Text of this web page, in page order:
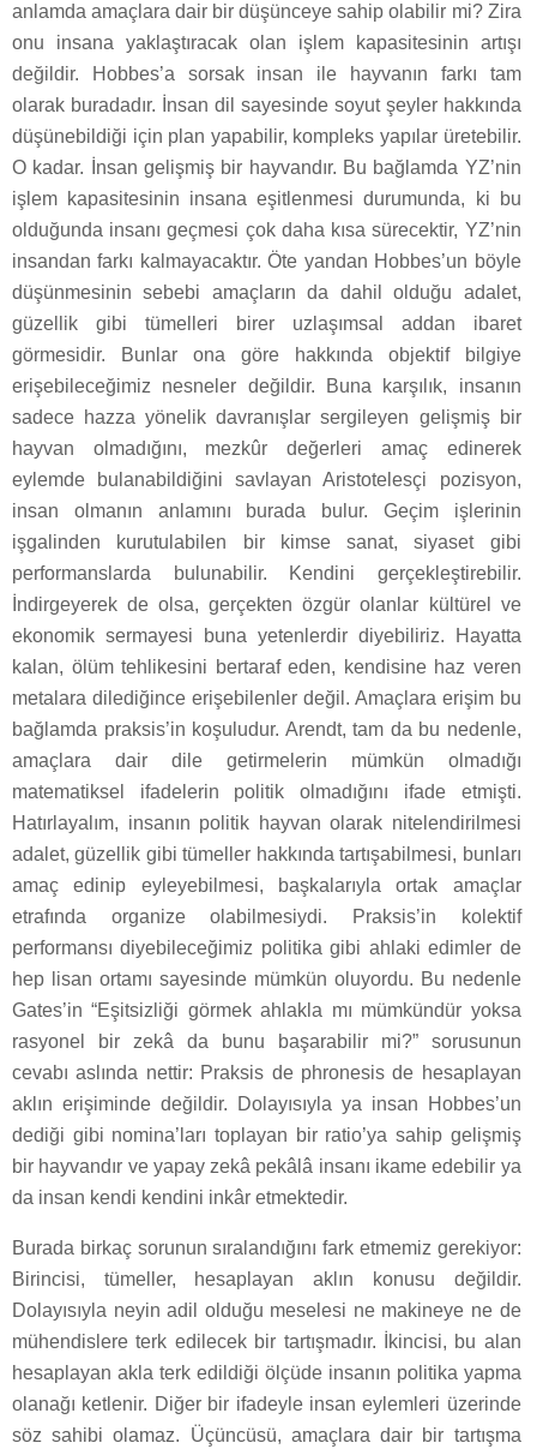
anlamda amaçlara dair bir düşünceye sahip olabilir mi? Zira
onu insana yaklaştıracak olan işlem kapasitesinin artışı
değildir. Hobbes’a sorsak insan ile hayvanın farkı tam
olarak buradadır. İnsan dil sayesinde soyut şeyler hakkında
düşünebildiği için plan yapabilir, kompleks yapılar üretebilir.
O kadar. İnsan gelişmiş bir hayvandır. Bu bağlamda YZ’nin
işlem kapasitesinin insana eşitlenmesi durumunda, ki bu
olduğunda insanı geçmesi çok daha kısa sürecektir, YZ’nin
insandan farkı kalmayacaktır. Öte yandan Hobbes’un böyle
düşünmesinin sebebi amaçların da dahil olduğu adalet,
güzellik gibi tümelleri birer uzlaşımsal addan ibaret
görmesidir. Bunlar ona göre hakkında objektif bilgiye
erişebileceğimiz nesneler değildir. Buna karşılık, insanın
sadece hazza yönelik davranışlar sergileyen gelişmiş bir
hayvan olmadığını, mezkûr değerleri amaç edinerek
eylemde bulanabildiğini savlayan Aristotelesçi pozisyon,
insan olmanın anlamını burada bulur. Geçim işlerinin
işgalinden kurutulabilen bir kimse sanat, siyaset gibi
performanslarda bulunabilir. Kendini gerçekleştirebilir.
İndirgeyerek de olsa, gerçekten özgür olanlar kültürel ve
ekonomik sermayesi buna yetenlerdir diyebiliriz. Hayatta
kalan, ölüm tehlikesini bertaraf eden, kendisine haz veren
metalara dilediğince erişebilenler değil. Amaçlara erişim bu
bağlamda praksis’in koşuludur. Arendt, tam da bu nedenle,
amaçlara dair dile getirmelerin mümkün olmadığı
matematiksel ifadelerin politik olmadığını ifade etmişti.
Hatırlayalım, insanın politik hayvan olarak nitelendirilmesi
adalet, güzellik gibi tümeller hakkında tartışabilmesi, bunları
amaç edinip eyleyebilmesi, başkalarıyla ortak amaçlar
etrafında organize olabilmesiydi. Praksis’in kolektif
performansı diyebileceğimiz politika gibi ahlaki edimler de
hep lisan ortamı sayesinde mümkün oluyordu. Bu nedenle
Gates’in “Eşitsizliği görmek ahlakla mı mümkündür yoksa
rasyonel bir zekâ da bunu başarabilir mi?” sorusunun
cevabı aslında nettir: Praksis de phronesis de hesaplayan
aklın erişiminde değildir. Dolayısıyla ya insan Hobbes’un
dediği gibi nomina’ları toplayan bir ratio’ya sahip gelişmiş
bir hayvandır ve yapay zekâ pekâlâ insanı ikame edebilir ya
da insan kendi kendini inkâr etmektedir.
Burada birkaç sorunun sıralandığını fark etmemiz gerekiyor:
Birincisi, tümeller, hesaplayan aklın konusu değildir.
Dolayısıyla neyin adil olduğu meselesi ne makineye ne de
mühendislere terk edilecek bir tartışmadır. İkincisi, bu alan
hesaplayan akla terk edildiği ölçüde insanın politika yapma
olanağı ketlenir. Diğer bir ifadeyle insan eylemleri üzerinde
söz sahibi olamaz. Üçüncüsü, amaçlara dair bir tartışma